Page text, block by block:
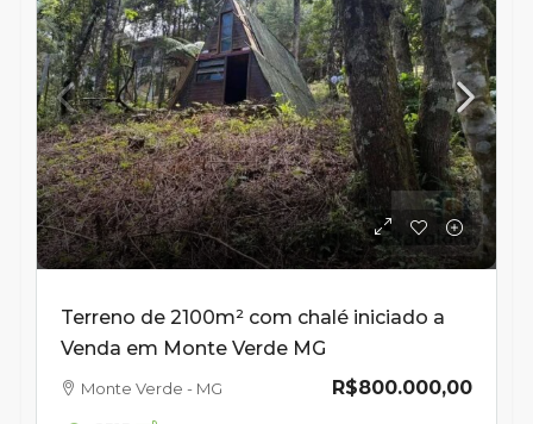
Terreno de 2100m² com chalé iniciado a
Venda em Monte Verde MG
R$800.000,00
Monte Verde - MG